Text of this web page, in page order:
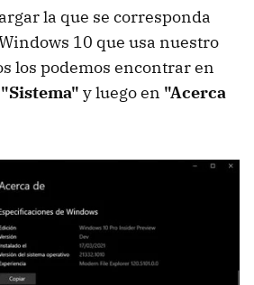
la que se corresponda
10 que usa nuestro
los podemos encontrar en
"Sistema" y luego en "Acerca